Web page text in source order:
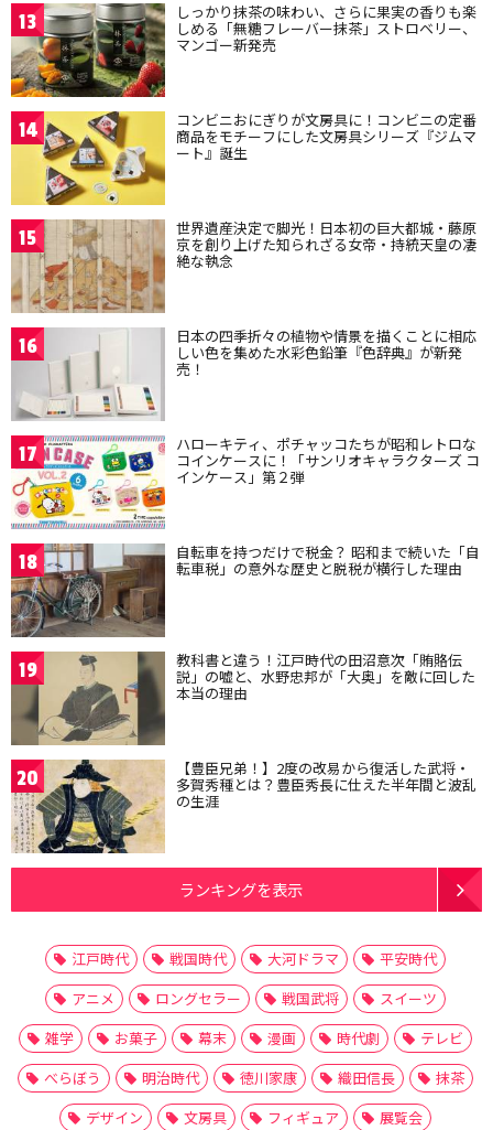
13 しっかり抹茶の味わい、さらに果実の香りも楽
しめる「無糖フレーバー抹茶」ストロベリー、
マンゴー新発売
14 コンビニおにぎりが文房具に！コンビニの定番
商品をモチーフにした文房具シリーズ『ジムマ
ート』誕生
15 世界遺産決定で脚光！日本初の巨大都城・藤原
京を創り上げた知られざる女帝・持統天皇の凄
絶な執念
16 日本の四季折々の植物や情景を描くことに相応
しい色を集めた水彩色鉛筆『色辞典』が新発
売！
17 ハローキティ、ポチャッコたちが昭和レトロな
コインケースに！「サンリオキャラクターズ コ
インケース」第２弾
18 自転車を持つだけで税金？ 昭和まで続いた「自
転車税」の意外な歴史と脱税が横行した理由
19 教科書と違う！江戸時代の田沼意次「賄賂伝
説」の嘘と、水野忠邦が「大奥」を敵に回した
本当の理由
20 【豊臣兄弟！】2度の改易から復活した武将・
多賀秀種とは？豊臣秀長に仕えた半年間と波乱
の生涯
ランキングを表示
江戸時代 戦国時代 大河ドラマ
平安時代
アニメ
ロングセラー 戦国武将
スイーツ
雑学
お菓子 幕末 漫画 時代劇
テレビ
べらぼう
明治時代 徳川家康 織田信長
抹茶
デザイン
文房具 フィギュア
展覧会